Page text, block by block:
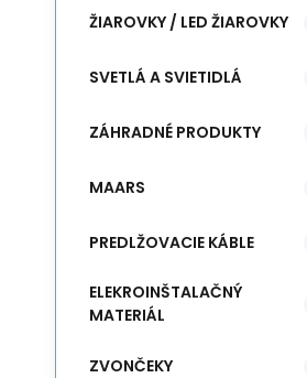
ŽIAROVKY / LED ŽIAROVKY
SVETLÁ A SVIETIDLÁ
ZÁHRADNÉ PRODUKTY
MAARS
PREDLŽOVACIE KÁBLE
ELEKROINŠTALAČNÝ
MATERIÁL
ZVONČEKY